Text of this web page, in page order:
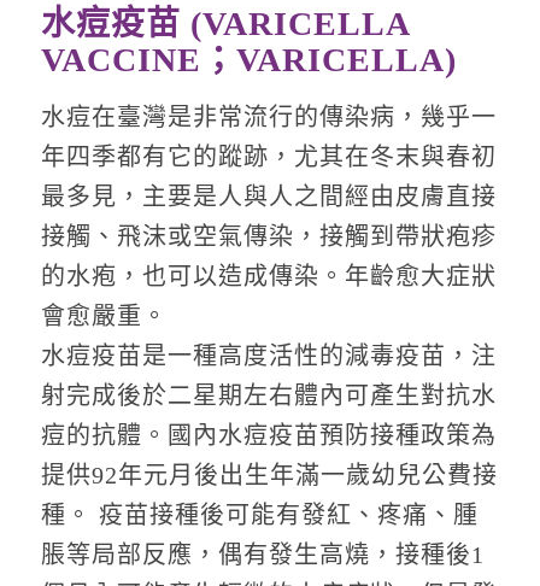
水痘疫苗 (VARICELLA
VACCINE；VARICELLA)
水痘在臺灣是非常流行的傳染病，幾乎一
年四季都有它的蹤跡，尤其在冬末與春初
最多見，主要是人與人之間經由皮膚直接
接觸、飛沫或空氣傳染，接觸到帶狀疱疹
的水疱，也可以造成傳染。年齡愈大症狀
會愈嚴重。
水痘疫苗是一種高度活性的減毒疫苗，注
射完成後於二星期左右體內可產生對抗水
痘的抗體。國內水痘疫苗預防接種政策為
提供92年元月後出生年滿一歲幼兒公費接
種。 疫苗接種後可能有發紅、疼痛、腫
脹等局部反應，偶有發生高燒，接種後1